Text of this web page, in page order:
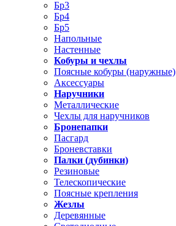
Бр3
Бр4
Бр5
Напольные
Настенные
Кобуры и чехлы
Поясные кобуры (наружные)
Аксессуары
Наручники
Металлические
Чехлы для наручников
Бронепапки
Пасгард
Броневставки
Палки (дубинки)
Резиновые
Телескопические
Поясные крепления
Жезлы
Деревянные